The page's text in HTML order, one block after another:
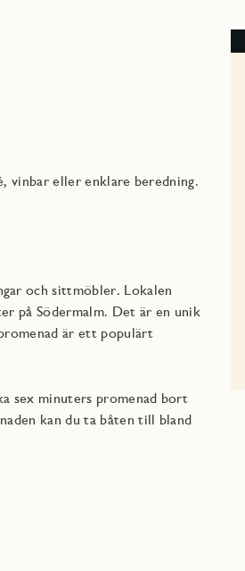
vinbar eller enklare beredning.
och sittmöbler. Lokalen
på Södermalm. Det är en unik
är ett populärt
sex minuters promenad bort
kan du ta båten till bland